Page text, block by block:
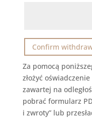
Confirm
Za pomocą
złożyć
zawartej na
pobrać formularz
i zwroty” lub